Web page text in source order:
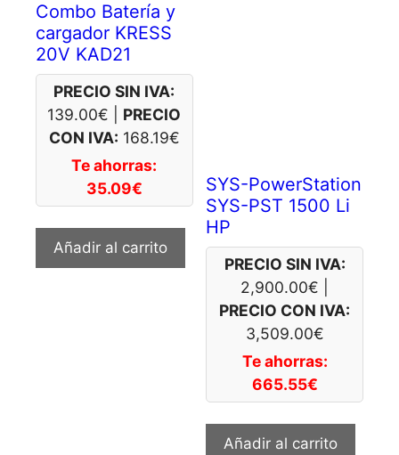
Combo Batería y
cargador KRESS
20V KAD21
PRECIO SIN IVA:
139.00€
PRECIO
CON IVA: 168.19€
Te ahorras:
35.09€
Añadir al carrito
SYS-PowerStation
SYS-PST 1500 Li
HP
PRECIO SIN IVA:
2,900.00€
PRECIO CON IVA:
3,509.00€
Te ahorras:
665.55€
Añadir al carrito